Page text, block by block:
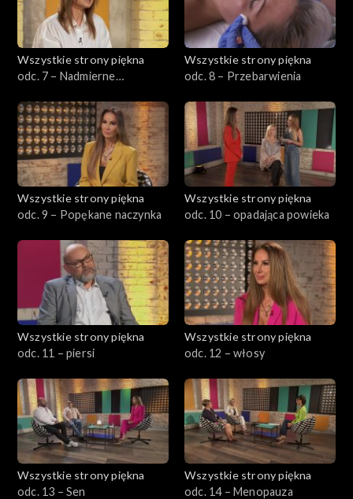
Wszystkie strony piękna
odc. 7 – Nadmierne
Wszystkie strony piękna
odc. 8 – Przebarwienia
Wszystkie strony piękna
odc. 9 – Popękane naczynka
Wszystkie strony piękna
odc. 10 – opadająca powieka
Wszystkie strony piękna
odc. 11 – piersi
Wszystkie strony piękna
odc. 12 – włosy
Wszystkie strony piękna
odc. 13 – Sen
Wszystkie strony piękna
odc. 14 – Menopauza